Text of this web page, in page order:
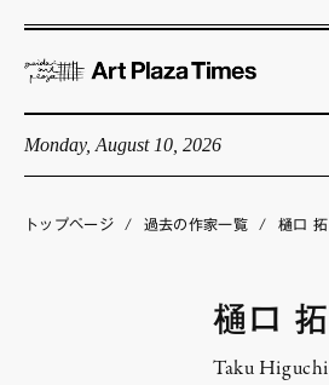
Monday, August 10, 2026
企画展情報
トップページ / 過去の作家一覧 / 樋口 拓
樋口 拓
Taku Higuchi